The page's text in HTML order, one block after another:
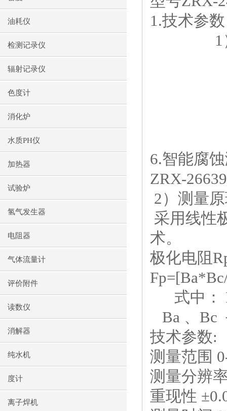
油耗仪
检测记录仪
辐射记录仪
色度计
消化炉
水质PH仪
加热器
试验炉
氢气发生器
电阻器
气体流量计
评价附件
读数仪
消解器
纯水机
度计
离子焊机
1.
1）电
6.智能腐
ZRX-26639
2）测量
采用线性
术。
极化电阻
式中：
Ba 、Bc
技术参数:
测量范围
测量分辨
重现性